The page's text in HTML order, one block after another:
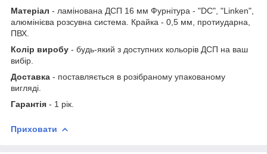
Матеріал - ламінована ДСП 16 мм Фурнітура - "DC", "Linken",
алюмінієва розсувна система. Крайка - 0,5 мм, протиударна,
ПВХ.
Колір виробу - будь-який з доступних кольорів ДСП на ваш
вибір.
Доставка - поставляється в розібраному упакованому
вигляді.
Гарантія - 1 рік.
Приховати